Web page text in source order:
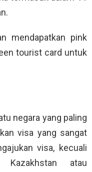
mendapatkan pink
tourist card untuk
negara yang paling
visa yang sangat
visa, kecuali
Kazakhstan atau